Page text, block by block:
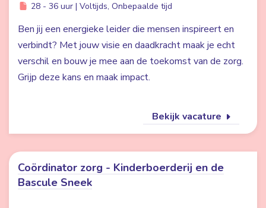
28 - 36 uur | Voltijds, Onbepaalde tijd
Ben jij een energieke leider die mensen inspireert en
verbindt? Met jouw visie en daadkracht maak je echt
verschil en bouw je mee aan de toekomst van de zorg.
Grijp deze kans en maak impact.
Bekijk vacature
Coördinator zorg - Kinderboerderij en de
Bascule Sneek